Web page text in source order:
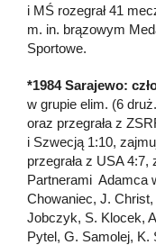
i MŚ rozegrał 41
m. in. brązowym
Sportowe.
*1984 Sarajewo:
w grupie elim. (6
oraz przegrała z
i Szwecją 1:10,
przegrała z USA
Partnerami Adamca
Chowaniec, J. Christ,
Jobczyk, S. Klocek,
Pytel, G. Samolej,